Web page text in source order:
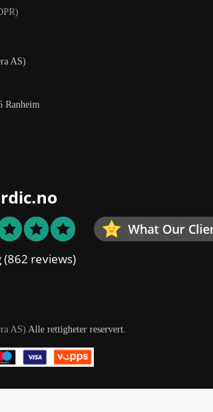
AS)
Ranheim
What Our
(862 reviews)
AS) Alle rettigheter reservert.